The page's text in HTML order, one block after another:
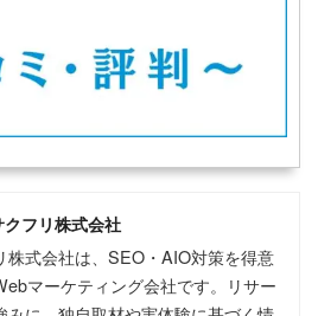
ング
ィングスクール
ール
スクール
フィス
グ
ドファンディング
ンディング
クフリ株式会社
株式会社は、SEO・AIO対策を得意
マーケティング会社です。リサー